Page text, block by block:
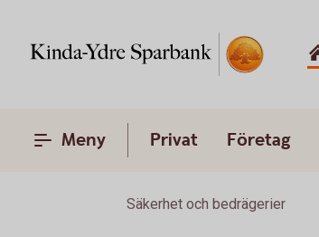
Meny Privat Företag
Säkerhet och bedrägerier